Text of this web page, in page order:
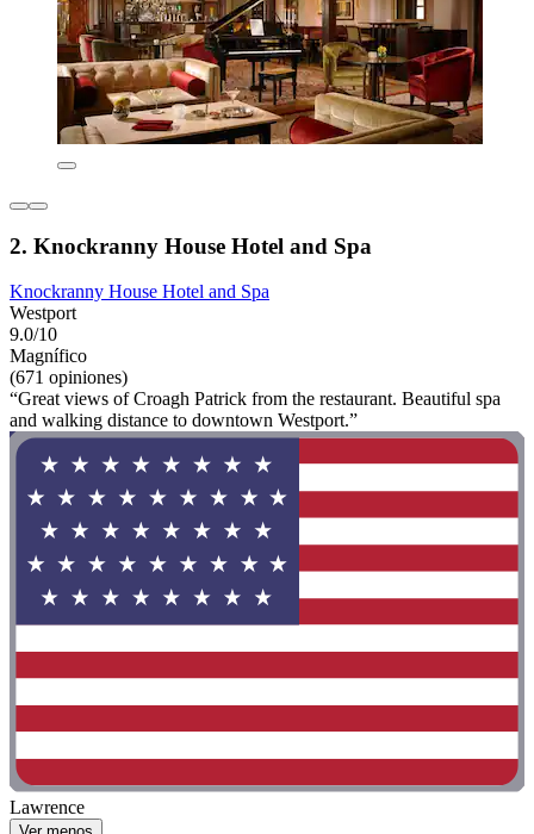
2. Knockranny House Hotel and Spa
Knockranny House Hotel and Spa
Westport
9.0/10
Magnífico
(671 opiniones)
“Great views of Croagh Patrick from the restaurant. Beautiful spa
and walking distance to downtown Westport.”
Lawrence